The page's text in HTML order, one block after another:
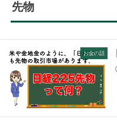
先物
お金の話